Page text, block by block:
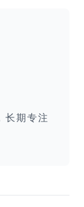
长期专注